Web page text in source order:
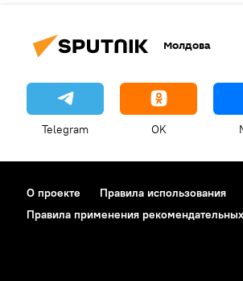
Молдова
Telegram OK
О проекте Правила использования
Правила применения